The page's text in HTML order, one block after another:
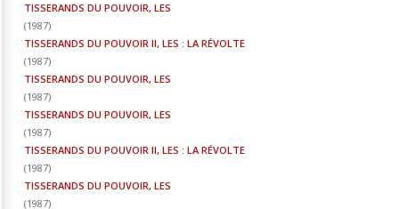
TISSERANDS DU POUVOIR, LES
(1987)
TISSERANDS DU POUVOIR II, LES : LA RÉVOLTE
(1987)
TISSERANDS DU POUVOIR, LES
(1987)
TISSERANDS DU POUVOIR, LES
(1987)
TISSERANDS DU POUVOIR II, LES : LA RÉVOLTE
(1987)
TISSERANDS DU POUVOIR, LES
(1987)